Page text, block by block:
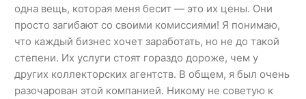
одна вещь, которая меня бесит — это их цены. Они
просто загибают со своими комиссиями! Я понимаю,
что каждый бизнес хочет заработать, но не до такой
степени. Их услуги стоят гораздо дороже, чем у
других коллекторских агентств. В общем, я был очень
разочарован этой компанией. Никому не советую к